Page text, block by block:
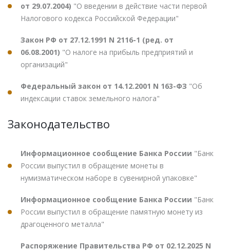
от 29.07.2004) "О введении в действие части первой
Налогового кодекса Российской Федерации"
Закон РФ от 27.12.1991 N 2116-1 (ред. от
06.08.2001) "О налоге на прибыль предприятий и
организаций"
Федеральный закон от 14.12.2001 N 163-ФЗ "Об
индексации ставок земельного налога"
Законодательство
Информационное сообщение Банка России "Банк
России выпустил в обращение монеты в
нумизматическом наборе в сувенирной упаковке"
Информационное сообщение Банка России "Банк
России выпустил в обращение памятную монету из
драгоценного металла"
Распоряжение Правительства РФ от 02.12.2025 N